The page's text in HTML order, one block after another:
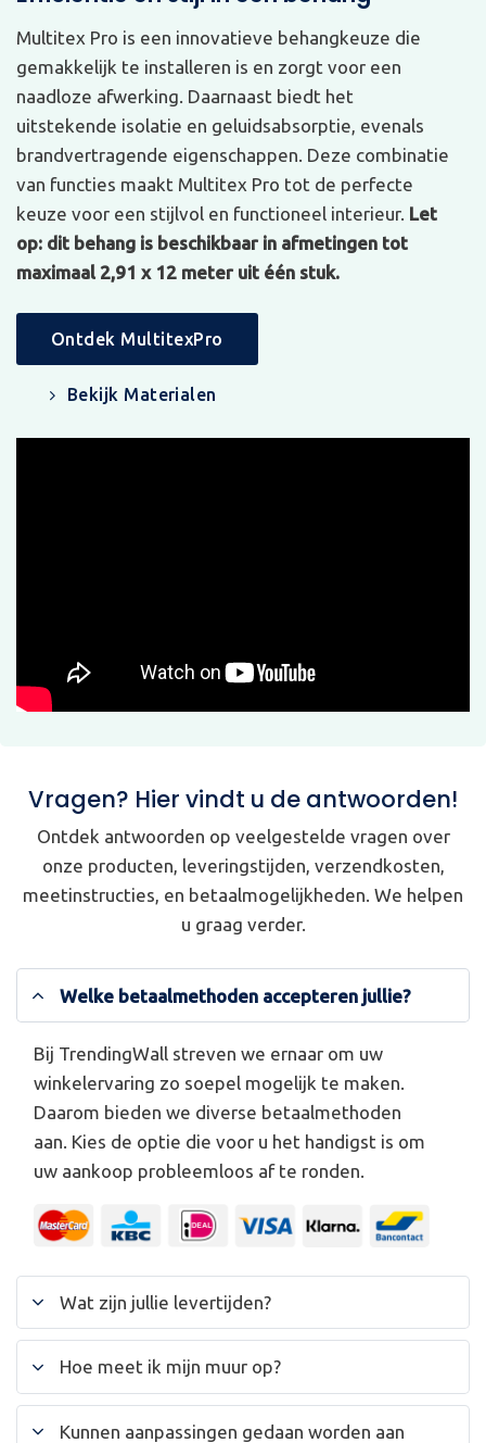
Multitex Pro is een innovatieve behangkeuze die
gemakkelijk te installeren is en zorgt voor een
naadloze afwerking. Daarnaast biedt het
uitstekende isolatie en geluidsabsorptie, evenals
brandvertragende eigenschappen. Deze combinatie
van functies maakt Multitex Pro tot de perfecte
keuze voor een stijlvol en functioneel interieur. Let
op: dit behang is beschikbaar in afmetingen tot
maximaal 2,91 x 12 meter uit één stuk.
Ontdek MultitexPro
Bekijk Materialen
Vragen? Hier vindt u de antwoorden!
Ontdek antwoorden op veelgestelde vragen over
onze producten, leveringstijden, verzendkosten,
meetinstructies, en betaalmogelijkheden. We helpen
u graag verder.
Welke betaalmethoden accepteren jullie?
Bij TrendingWall streven we ernaar om uw
winkelervaring zo soepel mogelijk te maken.
Daarom bieden we diverse betaalmethoden
aan. Kies de optie die voor u het handigst is om
uw aankoop probleemloos af te ronden.
Wat zijn jullie levertijden?
Hoe meet ik mijn muur op?
Kunnen aanpassingen gedaan worden aan